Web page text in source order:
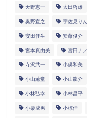
天野恵一 太田哲雄
奥野宣之 宇佐見りん
安田佳生 安藤俊介
宮本真由美 宮田ナノ
寺沢武一 小俣和美
小山薫堂 小山龍介
小林弘幸 小林昌平
小栗成男 小椋佳